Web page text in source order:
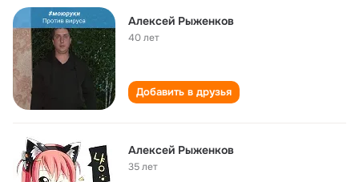
Алексей Рыженков
40 лет
Добавить в друзья
Алексей Рыженков
35 лет